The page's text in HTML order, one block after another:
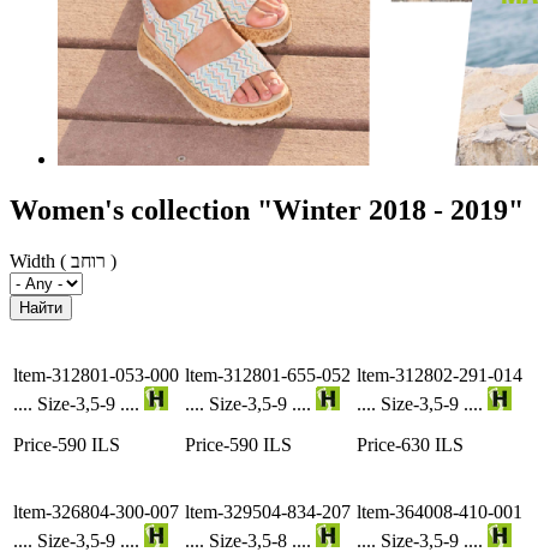
Women's collection "Winter 2018 - 2019"
Width ( רוחב )
ltem-312801-053-000
.... Size-3,5-9 ....
Price-590 ILS
ltem-312801-655-052
.... Size-3,5-9 ....
Price-590 ILS
ltem-312802-291-014
.... Size-3,5-9 ....
Price-630 ILS
ltem-326804-300-007
.... Size-3,5-9 ....
ltem-329504-834-207
.... Size-3,5-8 ....
ltem-364008-410-001
.... Size-3,5-9 ....